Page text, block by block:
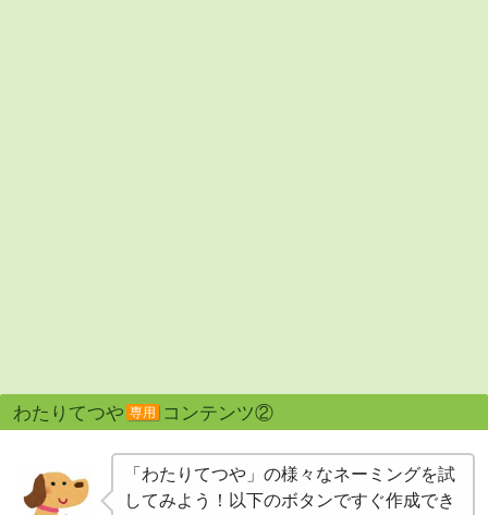
わたりてつや 専用 コンテンツ②
「わたりてつや」の様々なネーミングを試
してみよう！以下のボタンですぐ作成でき